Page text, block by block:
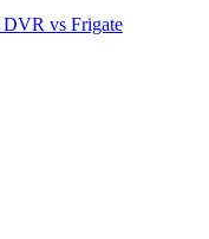
DVR vs Frigate